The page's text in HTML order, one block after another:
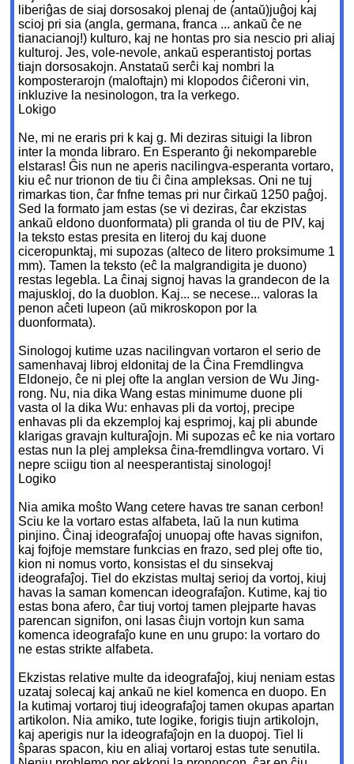
liberiĝas de siaj dorsosakoj plenaj de (antaŭ)juĝoj kaj
scioj pri sia (angla, germana, franca ... ankaŭ ĉe ne
tianacianoj!) kulturo, kaj ne hontas pro sia nescio pri aliaj
kulturoj. Jes, vole-nevole, ankaŭ esperantistoj portas
tiajn dorsosakojn. Anstataŭ serĉi kaj nombri la
komposterarojn (maloftajn) mi klopodos ĉiĉeroni vin,
inkluzive la nesinologon, tra la verkego.
Lokigo
Ne, mi ne eraris pri k kaj g. Mi deziras situigi la libron
inter la monda libraro. En Esperanto ĝi nekompareble
elstaras! Ĝis nun ne aperis nacilingva-esperanta vortaro,
kiu eĉ nur trionon de tiu ĉi ĉina ampleksas. Oni ne tuj
rimarkas tion, ĉar fnfne temas pri nur ĉirkaŭ 1250 paĝoj.
Sed la formato jam estas (se vi deziras, ĉar ekzistas
ankaŭ eldono duonformata) pli granda ol tiu de PIV, kaj
la teksto estas presita en literoj du kaj duone
ciceropunktaj, mi supozas (alteco de litero proksimume 1
mm). Tamen la teksto (eĉ la malgrandigita je duono)
restas legebla. La ĉinaj signoj havas la grandecon de la
majuskloj, do la duoblon. Kaj... se necese... valoras la
penon aĉeti lupeon (aŭ mikroskopon por la
duonformata).
Sinologoj kutime uzas nacilingvan vortaron el serio de
samenhavaj libroj eldonitaj de la Ĉina Fremdlingva
Eldonejo, ĉe ni plej ofte la anglan version de Wu Jing-
rong. Nu, nia dika Wang estas minimume duone pli
vasta ol la dika Wu: enhavas pli da vortoj, precipe
enhavas pli da ekzemploj kaj esprimoj, kaj pli abunde
klarigas gravajn kulturaĵojn. Mi supozas eĉ ke nia vortaro
estas nun la plej ampleksa ĉina-fremdlingva vortaro. Vi
nepre sciigu tion al neesperantistaj sinologoj!
Logiko
Nia amika moŝto Wang cetere havas tre sanan cerbon!
Sciu ke la vortaro estas alfabeta, laŭ la nun kutima
pinjino. Ĉinaj ideografaĵoj unuopaj ofte havas signifon,
kaj fojfoje memstare funkcias en frazo, sed plej ofte tio,
kion ni nomus vorto, konsistas el du sinsekvaj
ideografaĵoj. Tiel do ekzistas multaj serioj da vortoj, kiuj
havas la saman komencan ideografaĵon. Kutime, kaj tio
estas bona afero, ĉar tiuj vortoj tamen plejparte havas
parencan signifon, oni lasas ĉiujn vortojn kun sama
komenca ideografaĵo kune en unu grupo: la vortaro do
ne estas strikte alfabeta.
Ekzistas relative multe da ideografaĵoj, kiuj neniam estas
uzataj solecaj kaj ankaŭ ne kiel komenca en duopo. En
la kutimaj vortaroj tiuj ideografaĵoj tamen okupas apartan
artikolon. Nia amiko, tute logike, forigis tiujn artikolojn,
kaj aperigis nur la ideografaĵojn en la duopoj. Tiel li
ŝparas spacon, kiu en aliaj vortaroj estas tute senutila.